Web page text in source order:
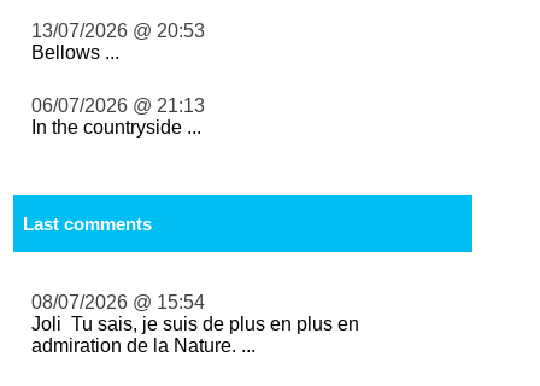
13/07/2026 @ 20:53
Bellows ...
06/07/2026 @ 21:13
In the countryside ...
Last comments
08/07/2026 @ 15:54
Joli Tu sais, je suis de plus en plus en
admiration de la Nature. ...